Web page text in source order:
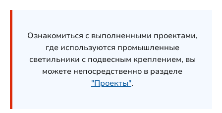
Ознакомиться с выполненными проектами,
где используются промышленные
светильники с подвесным креплением, вы
можете непосредственно в разделе
"Проекты".